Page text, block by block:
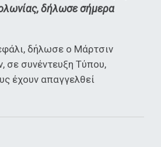
δήλωσε σήμερα
δήλωσε ο Μάρτσιν
σε συνέντευξη Τύπου,
έχουν απαγγελθεί